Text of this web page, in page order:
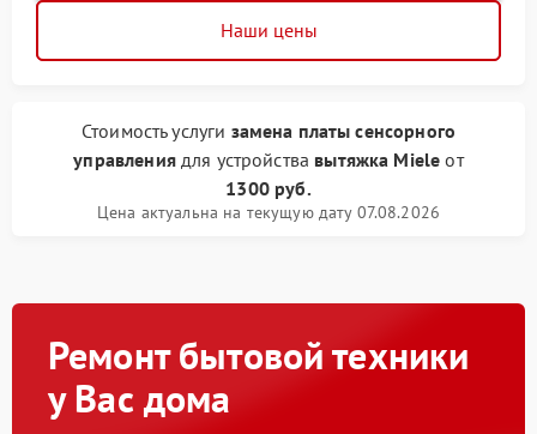
Наши цены
Стоимость услуги замена платы сенсорного
управлениядля устройства вытяжка Miele от
1300 руб.
Цена актуальна на текущую дату 07.08.2026
Ремонт бытовой техники
у Вас дома